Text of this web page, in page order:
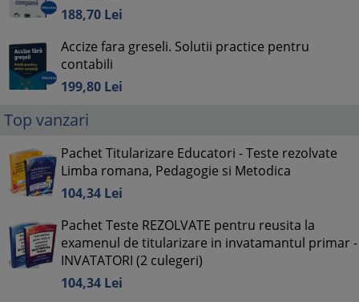
188,70 Lei
Accize fara greseli. Solutii practice pentru
contabili
199,80 Lei
Top vanzari
Pachet Titularizare Educatori - Teste rezolvate
Limba romana, Pedagogie si Metodica
104,34 Lei
Pachet Teste REZOLVATE pentru reusita la
examenul de titularizare in invatamantul primar -
INVATATORI (2 culegeri)
104,34 Lei